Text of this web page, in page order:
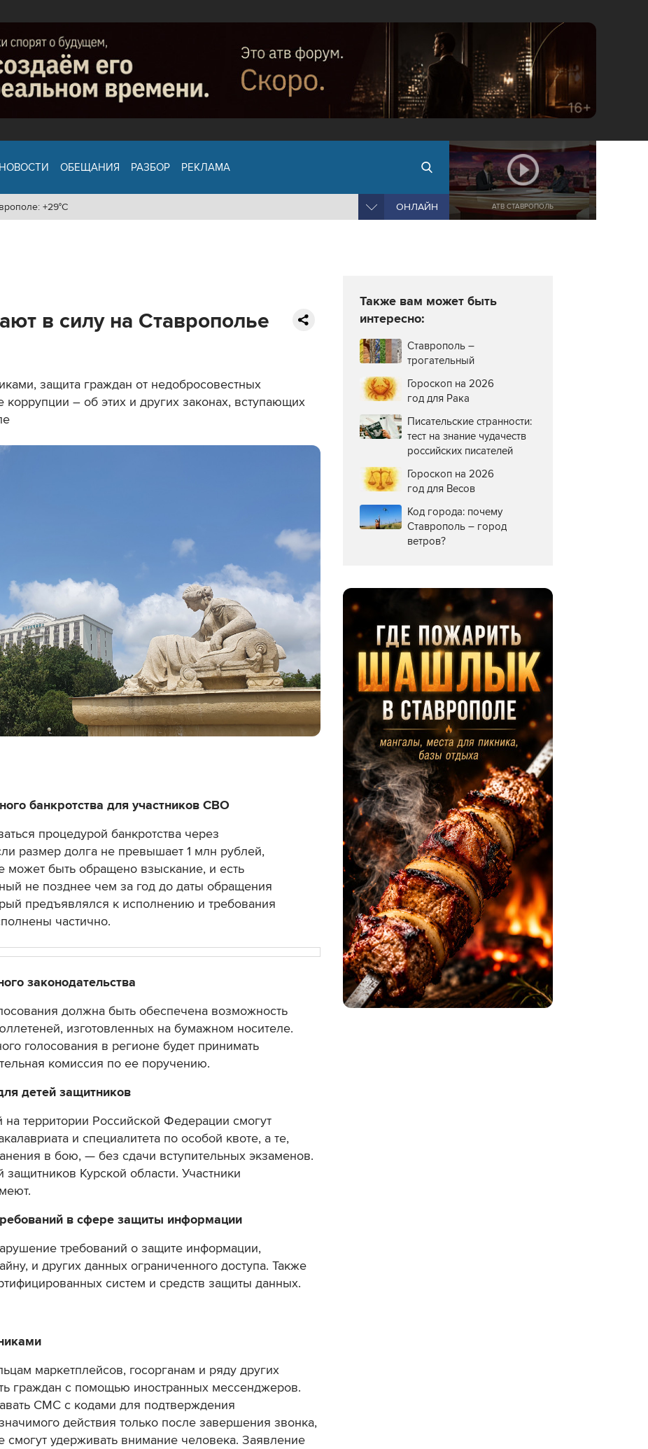
ОБЕЩАНИЯ РАЗБОР РЕКЛАМА
+29°C ОНЛАЙН АТВ СТАВРОПОЛЬ
в силу на Ставрополье
защита граждан от недобросовестных
коррупции – об этих и других законах, вступающих
банкротства для участников СВО
процедурой банкротства через
размер долга не превышает 1 млн рублей,
может быть обращено взыскание, и есть
не позднее чем за год до даты обращения
предъявлялся к исполнению и требования
частично.
законодательства
должна быть обеспечена возможность
изготовленных на бумажном носителе.
голосования в регионе будет принимать
комиссия по ее поручению.
детей защитников
территории Российской Федерации смогут
и специалитета по особой квоте, а те,
в бою, — без сдачи вступительных экзаменов.
Курской области. Участники
в сфере защиты информации
требований о защите информации,
и других данных ограниченного доступа. Также
систем и средств защиты данных.
маркетплейсов, госорганам и ряду других
граждан с помощью иностранных мессенджеров.
СМС с кодами для подтверждения
действия только после завершения звонка,
удерживать внимание человека. Заявление
Также вам может быть
интересно:
Ставрополь –
трогательный
Гороскоп на 2026
год для Рака
Писательские странности:
тест на знание чудачеств
российских писателей
Гороскоп на 2026
год для Весов
Код города: почему
Ставрополь – город
ветров?